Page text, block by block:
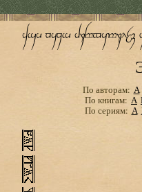
По авторам: А
По книгам: А
По сериям: А